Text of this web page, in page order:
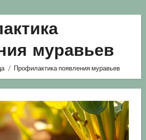
муравьев
Профилактика появления муравьев